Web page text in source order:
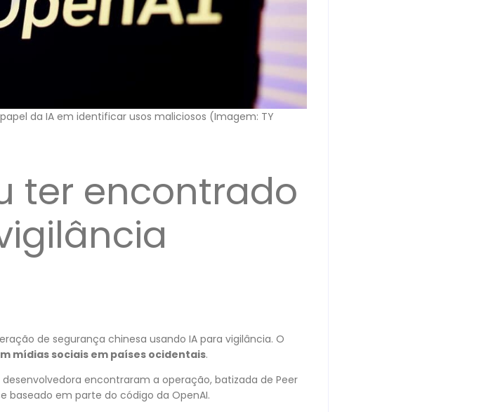
da IA em identificar usos maliciosos (Imagem: TY
ter encontrado
de segurança chinesa usando IA para vigilância. O
mídias sociais em países ocidentais.
desenvolvedora encontraram a operação, batizada de Peer
baseado em parte do código da OpenAI.